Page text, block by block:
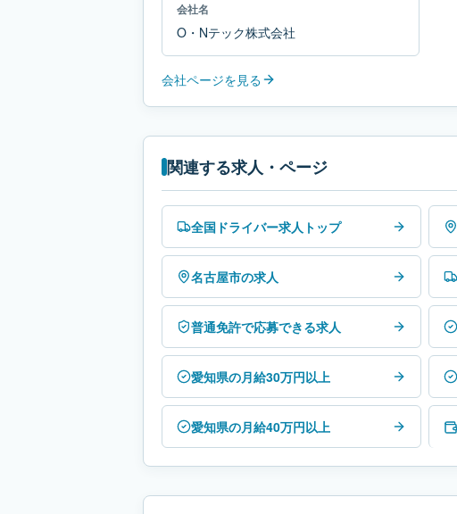
会社名
O・Nテック株式会社
会社ページを見る
関連する求人・ページ
全国ドライバー求人トップ
名古屋市の求人
普通免許で応募できる求人
愛知県の月給30万円以上
愛知県の月給40万円以上